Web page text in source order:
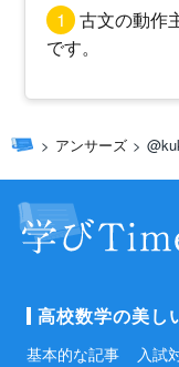
1
古文の動作主と会話主の意味が分からない
です。
アンサーズ
高校数学の美し
基本的な記事 入試